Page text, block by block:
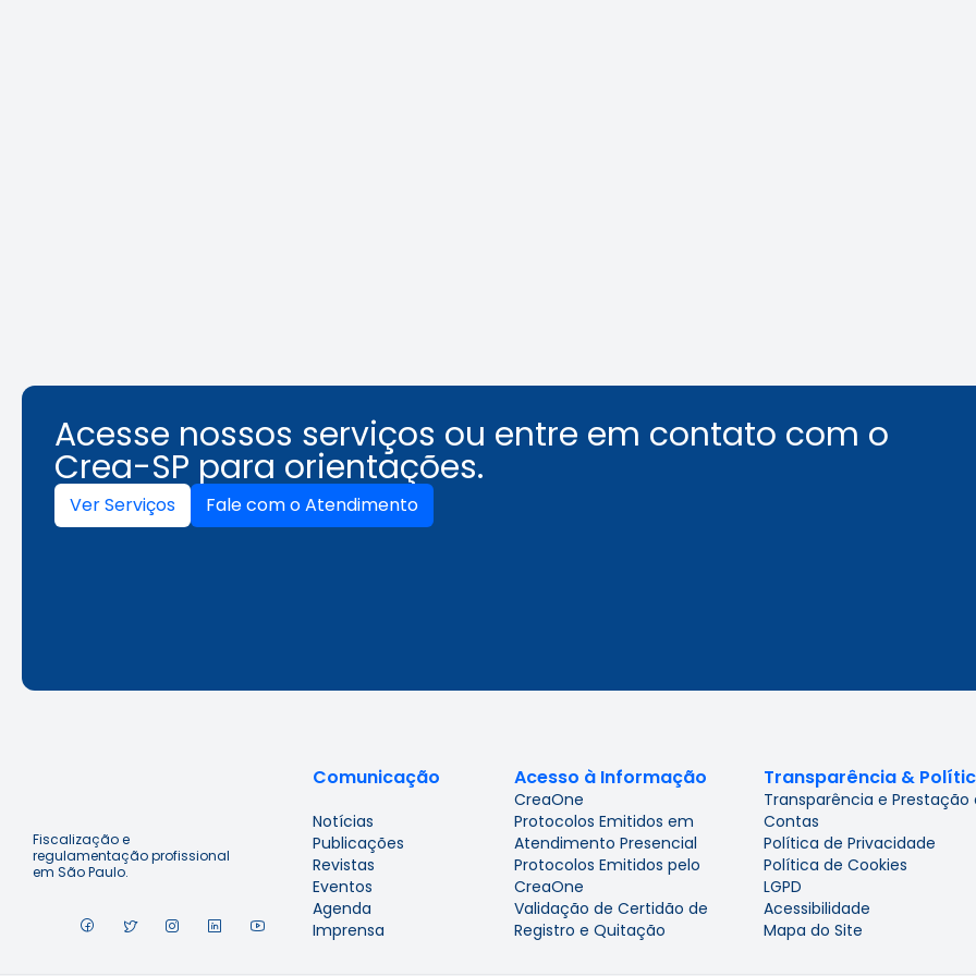
Acesse nossos serviços ou entre em contato com o
Crea-SP para orientações.
Ver Serviços Fale com o Atendimento
Fiscalização e
regulamentação profissional
em São Paulo.
Comunicação
Notícias
Publicações
Revistas
Eventos
Agenda
Imprensa
Acesso à Informação
CreaOne
Protocolos Emitidos em
Atendimento Presencial
Protocolos Emitidos pelo
CreaOne
Validação de Certidão de
Registro e Quitação
Transparência &
Transparência e Prestação
Contas
Política de Privacidade
Política de Cookies
LGPD
Acessibilidade
Mapa do Site